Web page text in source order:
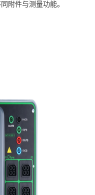
附件与测量功能。